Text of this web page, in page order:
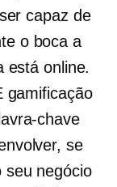
capaz de
o boca a
está online.
gamificação
chave
se
seu negócio